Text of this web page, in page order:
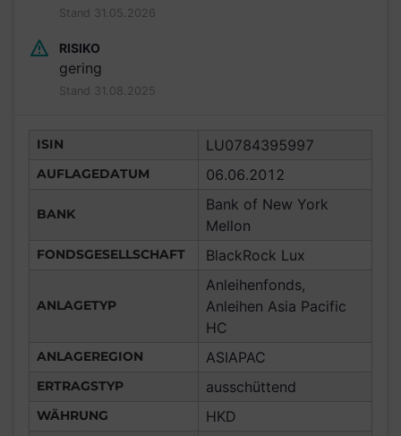
Stand 31.05.2026
RISIKO
gering
Stand 31.08.2025
ISIN LU0784395997
AUFLAGEDATUM 06.06.2012
BANK
Bank of New York
Mellon
FONDSGESELLSCHAFT BlackRock Lux
ANLAGETYP
Anleihenfonds,
Anleihen Asia Pacific
HC
ANLAGEREGION ASIAPAC
ERTRAGSTYP ausschüttend
WÄHRUNG HKD